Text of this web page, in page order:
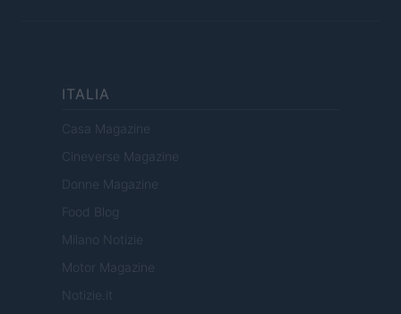
ITALIA
Casa Magazine
Cineverse Magazine
Donne Magazine
Food Blog
Milano Notizie
Motor Magazine
Notizie.it